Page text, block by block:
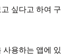
싶다고 하여 구
용하는 앱에 있